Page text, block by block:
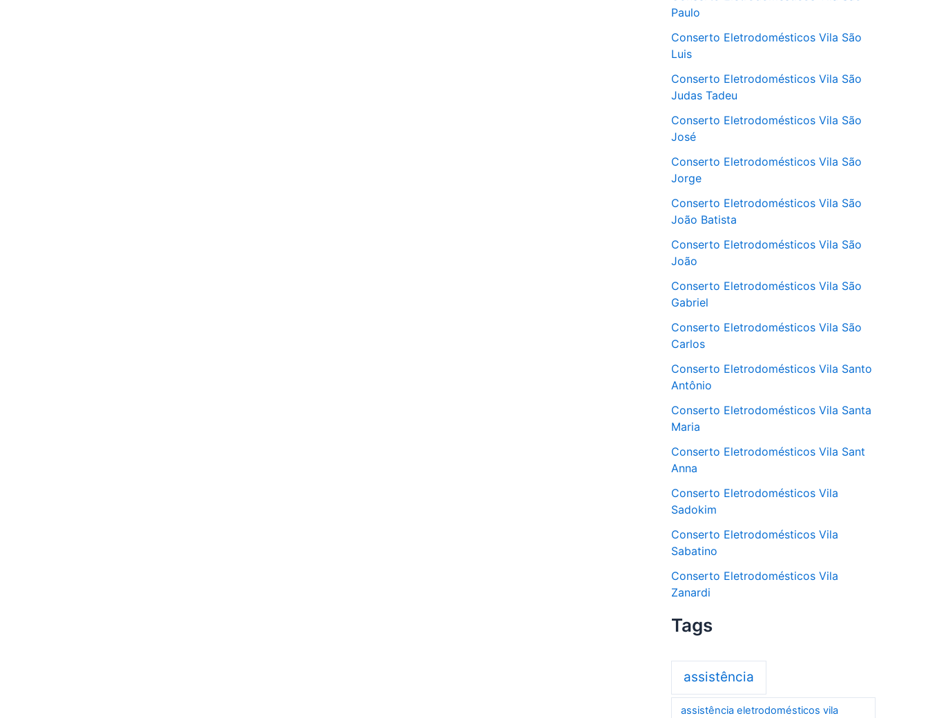
Paulo
Conserto Eletrodomésticos Vila São
Luis
Conserto Eletrodomésticos Vila São
Judas Tadeu
Conserto Eletrodomésticos Vila São
José
Conserto Eletrodomésticos Vila São
Jorge
Conserto Eletrodomésticos Vila São
João Batista
Conserto Eletrodomésticos Vila São
João
Conserto Eletrodomésticos Vila São
Gabriel
Conserto Eletrodomésticos Vila São
Carlos
Conserto Eletrodomésticos Vila Santo
Antônio
Conserto Eletrodomésticos Vila Santa
Maria
Conserto Eletrodomésticos Vila Sant
Anna
Conserto Eletrodomésticos Vila
Sadokim
Conserto Eletrodomésticos Vila
Sabatino
Conserto Eletrodomésticos Vila
Zanardi
Tags
assistência
assistência eletrodomésticos vila